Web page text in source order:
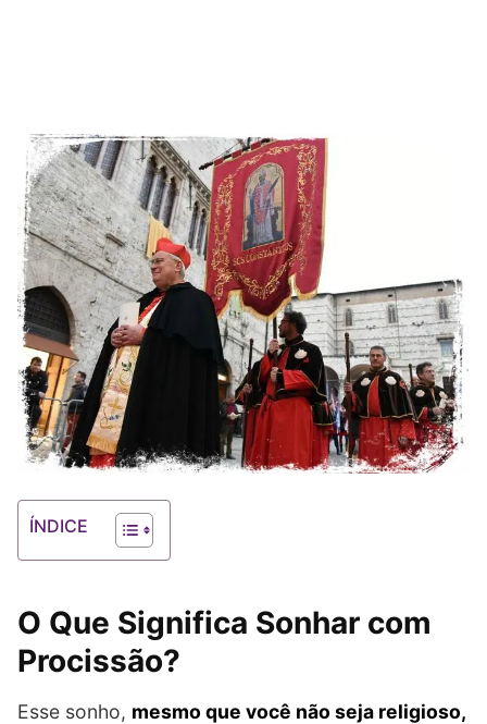
ÍNDICE
O Que Significa Sonhar com
Procissão?
Esse sonho, mesmo que você não seja religioso,